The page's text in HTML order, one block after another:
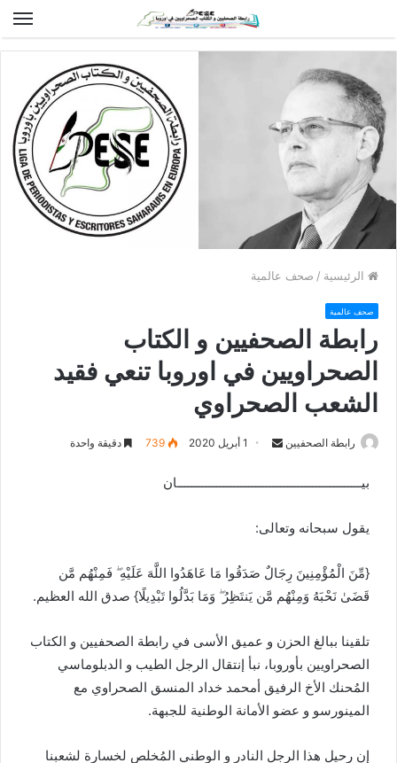
الرئيسية / صحف عالمية
صحف عالمية
رابطة الصحفيين و الكتاب
الصحراويين في اوروبا تنعي فقيد
الشعب الصحراوي
رابطة الصحفيين
n
a
e
m
l
1 أبريل 2020 739 دقيقة واحدة
بيــــــــــــــــــــــــــــــــــــــــــــــــــــان
يقول سبحانه وتعالى:
{مِّنَ الْمُؤْمِنِينَ رِجَالٌ صَدَقُوا مَا عَاهَدُوا اللَّهَ عَلَيْهِ ۖ فَمِنْهُم مَّن
قَضَىٰ نَحْبَهُ وَمِنْهُم مَّن يَنتَظِرُ ۖ وَمَا بَدَّلُوا تَبْدِيلًا} صدق الله العظيم.
تلقينا ببالغ الحزن و عميق الأسى في رابطة الصحفيين و الكتاب
الصحراويين بأوروبا، نبأ إنتقال الرجل الطيب و الدبلوماسي
المُحنك الأخ الرفيق أمحمد خداد المنسق الصحراوي مع
المينورسو و عضو الأمانة الوطنية للجبهة.
إن رحيل هذا الرجل النادر و الوطني المُخلص لخسارة لشعبنا